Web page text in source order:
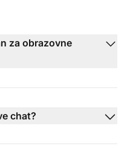
za obrazovne
chat?